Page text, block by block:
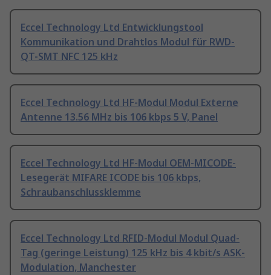
Eccel Technology Ltd Entwicklungstool
Kommunikation und Drahtlos Modul für RWD-
QT-SMT NFC 125 kHz
Eccel Technology Ltd HF-Modul Modul Externe
Antenne 13.56 MHz bis 106 kbps 5 V, Panel
Eccel Technology Ltd HF-Modul OEM-MICODE-
Lesegerät MIFARE ICODE bis 106 kbps,
Schraubanschlussklemme
Eccel Technology Ltd RFID-Modul Modul Quad-
Tag (geringe Leistung) 125 kHz bis 4 kbit/s ASK-
Modulation, Manchester